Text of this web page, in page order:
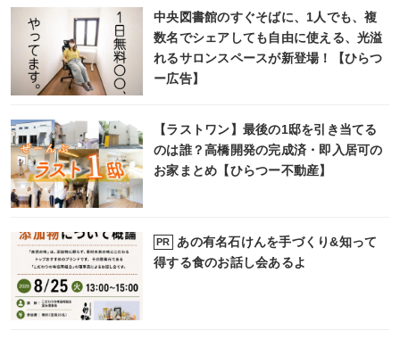
中央図書館のすぐそばに、1人でも、複
数名でシェアしても自由に使える、光溢
れるサロンスペースが新登場！【ひらつ
ー広告】
【ラストワン】最後の1邸を引き当てる
のは誰？高橋開発の完成済・即入居可の
お家まとめ【ひらつー不動産】
PR
あの有名石けんを手づくり&知って
得する食のお話し会あるよ